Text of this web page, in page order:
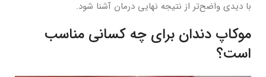
با دیدی واضح‌تر از نتیجه نهایی درمان آشنا شود.
موکاپ دندان برای چه کسانی مناسب
است؟